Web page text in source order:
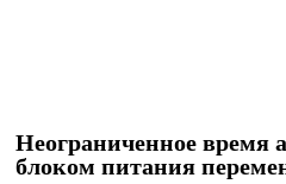
Неограниченное время
блоком питания